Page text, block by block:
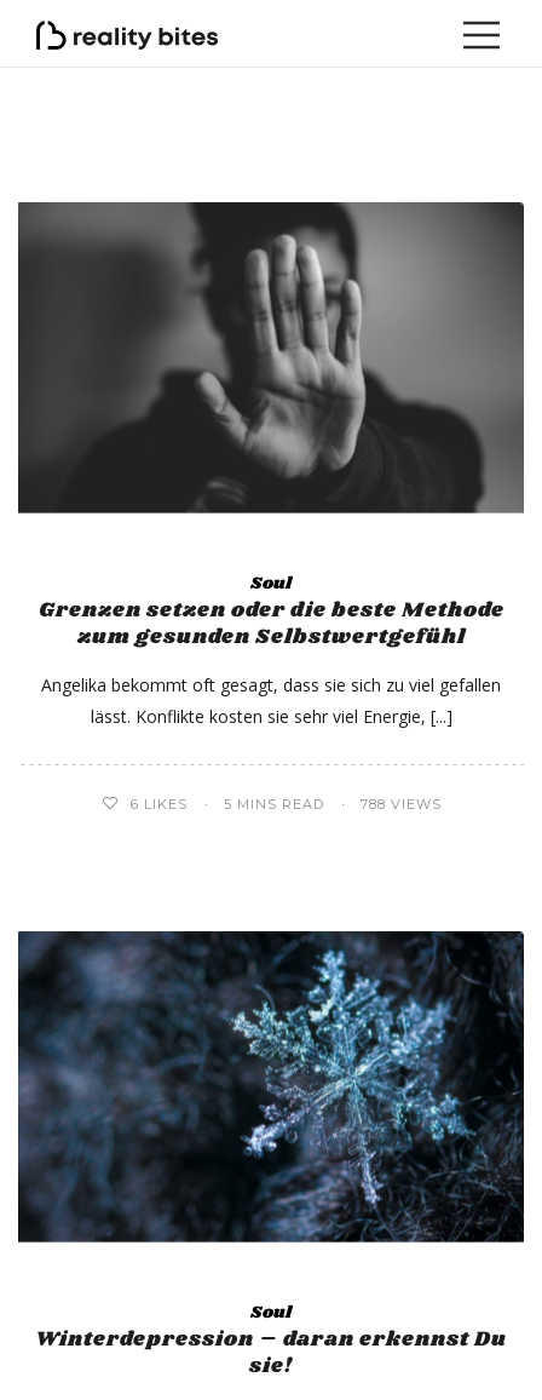
Soul
Grenzen setzen oder die beste Methode
zum gesunden Selbstwertgefühl
Angelika bekommt oft gesagt, dass sie sich zu viel gefallen
lässt. Konflikte kosten sie sehr viel Energie,
6 LIKES 5 MINS READ 788 VIEWS
Soul
Winterdepression – daran erkennst Du
sie!